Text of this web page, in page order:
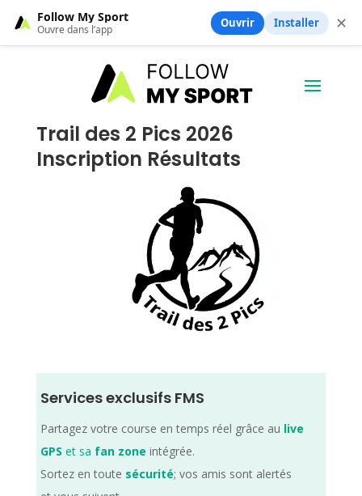
Trail des 2 Pics 2026
Inscription Résultats
Services exclusifs FMS
Partagez votre course en temps réel grâce au live
GPS et sa fan zone intégrée.
Sortez en toute sécurité; vos amis sont alertés
Follow My Sport
Ouvre dans l’app Ouvrir Installer ✕